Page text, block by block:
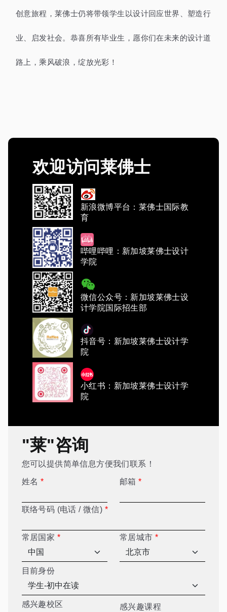
创意旅程，莱佛士仍将带领学生以设计回应世界、塑造行
业、启发社会。恭喜所有毕业生，愿你们在未来的设计道
路上，乘风破浪，绽放光彩！
欢迎访问莱佛士
新浪微博平台：莱佛士国际教
育
哔哩哔哩：新加坡莱佛士设计
学院
微信公众号：新加坡莱佛士设
计学院国际招生部
抖音号：新加坡莱佛士设计学
院
小红书：新加坡莱佛士设计学
院
"莱"咨询
您可以提供简单信息方便我们联系！
姓名 * 邮箱*
联络号码 (电话 / 微信) *
常居国家 * 常居城市*
目前身份
感兴趣校区 感兴趣课程